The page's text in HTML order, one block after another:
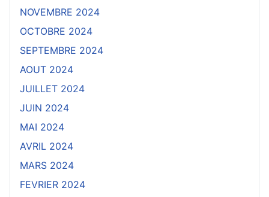
NOVEMBRE 2024
OCTOBRE 2024
SEPTEMBRE 2024
AOUT 2024
JUILLET 2024
JUIN 2024
MAI 2024
AVRIL 2024
MARS 2024
FEVRIER 2024